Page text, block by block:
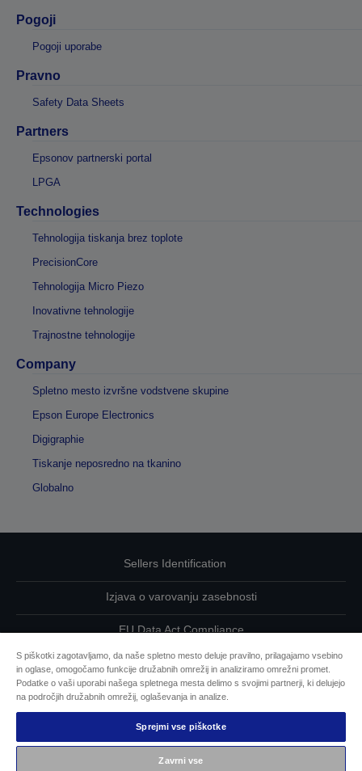
Pogoji
Pogoji uporabe
Pravno
Safety Data Sheets
Partners
Epsonov partnerski portal
LPGA
Technologies
Tehnologija tiskanja brez toplote
PrecisionCore
Tehnologija Micro Piezo
Inovativne tehnologije
Trajnostne tehnologije
Company
Spletno mesto izvršne vodstvene skupine
Epson Europe Electronics
Digigraphie
Tiskanje neposredno na tkanino
Globalno
Sellers Identification
Izjava o varovanju zasebnosti
EU Data Act Compliance
Kontaktirajte nas glede svojih podatkov
Informacije o piškotkih
Epsonova zavezanost dostopnosti
S piškotki zagotavljamo, da naše spletno mesto deluje pravilno, prilagajamo vsebino
in oglase, omogočamo funkcije družabnih omrežij in analiziramo omrežni promet.
Podatke o vaši uporabi našega spletnega mesta delimo s svojimi partnerji, ki delujejo
na področjih družabnih omrežij, oglaševanja in analize.
Sprejmi vse piškotke
Zavrni vse